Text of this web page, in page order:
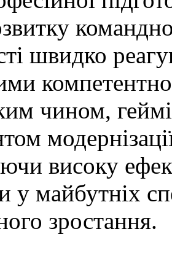
швидко
чином,
високу
майбутніх
зростання.